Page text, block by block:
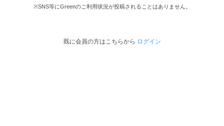
※SNS等にGreenのご利用状況が投稿されることはありません。
既に会員の方はこちらから ログイン